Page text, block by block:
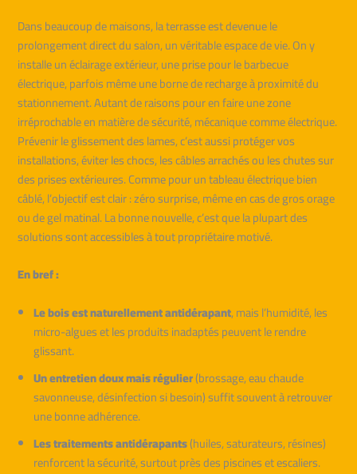
Dans beaucoup de maisons, la terrasse est devenue le
prolongement direct du salon, un véritable espace de vie. On y
installe un éclairage extérieur, une prise pour le barbecue
électrique, parfois même une borne de recharge à proximité du
stationnement. Autant de raisons pour en faire une zone
irréprochable en matière de sécurité, mécanique comme électrique.
Prévenir le glissement des lames, c’est aussi protéger vos
installations, éviter les chocs, les câbles arrachés ou les chutes sur
des prises extérieures. Comme pour un tableau électrique bien
câblé, l’objectif est clair : zéro surprise, même en cas de gros orage
ou de gel matinal. La bonne nouvelle, c’est que la plupart des
solutions sont accessibles à tout propriétaire motivé.
En bref :
Le bois est naturellement antidérapant, mais l’humidité, les
micro-algues et les produits inadaptés peuvent le rendre
glissant.
Un entretien doux mais régulier(brossage, eau chaude
savonneuse, désinfection si besoin) suffit souvent à retrouver
une bonne adhérence.
Les traitements antidérapants(huiles, saturateurs, résines)
renforcent la sécurité, surtout près des piscines et escaliers.